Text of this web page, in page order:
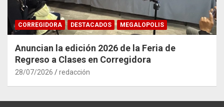
CORREGIDORA DESTACADOS MEGALOPOLIS
Anuncian la edición 2026 de la Feria de
Regreso a Clases en Corregidora
28/07/2026 redacción